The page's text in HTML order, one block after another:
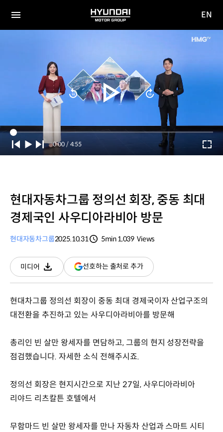
전체
HYUNDAI
MOTOR
사이
EN
Current
Time
0:00 / Duration
4:55
현대자동차그룹 정의선 회장, 중동 최대
경제국인 사우디아라비아 방문
현대자동차그룹2025.10.31
5min1,039 Views
미디어
다운로드
선호하는 출처로 추가(새
창
현대차그룹 정의선 회장이 중동 최대 경제국이자 산업구조의
대전환을 추진하고 있는 사우디아라비아를 방문해
총리인 빈 살만 왕세자를 면담하고, 그룹의 현지 성장전략을
점검했습니다. 자세한 소식 전해주시죠.
정의선 회장은 현지시간으로 지난 27일, 사우디아라비아
리야드 리츠칼튼 호텔에서
무함마드 빈 살만 왕세자를 만나 자동차 산업과 스마트 시티